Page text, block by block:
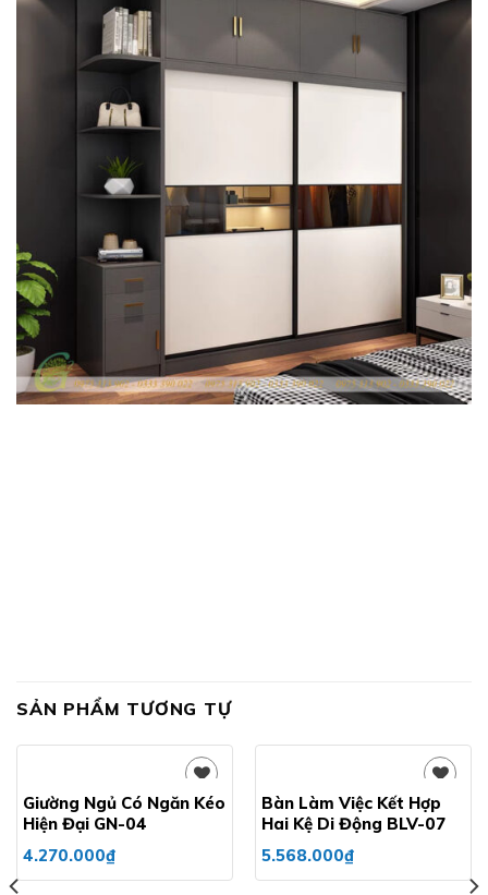
SẢN PHẨM TƯƠNG TỰ
Giường Ngủ Có Ngăn Kéo
Hiện Đại GN-04
4.270.000₫
Bàn Làm Việc Kết Hợp
Hai Kệ Di Động BLV-07
5.568.000₫